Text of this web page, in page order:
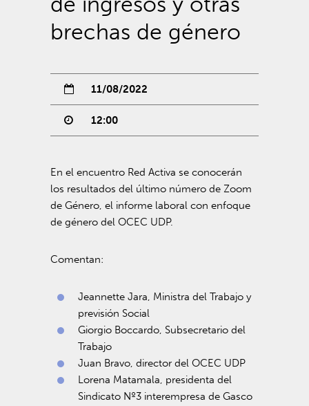
brechas de género
11/08/2022
12:00
En el encuentro Red Activa se conocerán
los resultados del último número de Zoom
de Género, el informe laboral con enfoque
de género del OCEC UDP.
Comentan:
Jeannette Jara, Ministra del Trabajo y
previsión Social
Giorgio Boccardo, Subsecretario del
Trabajo
Juan Bravo, director del OCEC UDP
Lorena Matamala, presidenta del
Sindicato Nº3 interempresa de Gasco